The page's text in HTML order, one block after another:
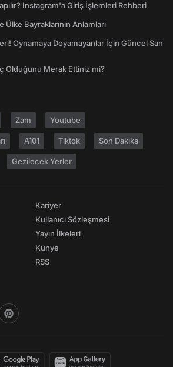
Instagram'a Giriş İşlemleri Rehberi
Ülke Bayraklarının Anlamları
Oynamaya Doyamayanlar İçin Güncel San
Olduğunu Merak Ettiniz mi?
Zam Youtube
A101 Tiktok Son Dakika
Gezilecek Yerler
Kariyer
Kullanıcı Sözleşmesi
Yayın İlkeleri
Künye
RSS